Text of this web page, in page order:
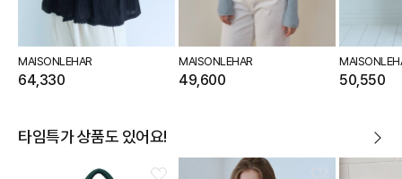
MAISONLEHAR
64,330
MAISONLEHAR
49,600 50,550
타임특가 상품도 있어요!